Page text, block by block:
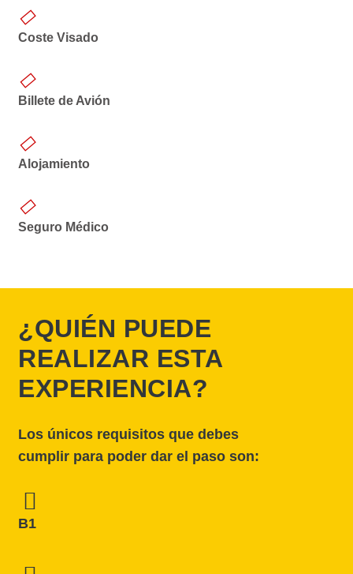
Coste Visado
Billete de Avión
Alojamiento
Seguro Médico
¿QUIÉN PUEDE
REALIZAR ESTA
EXPERIENCIA?
Los únicos requisitos que debes
cumplir para poder dar el paso son:
B1